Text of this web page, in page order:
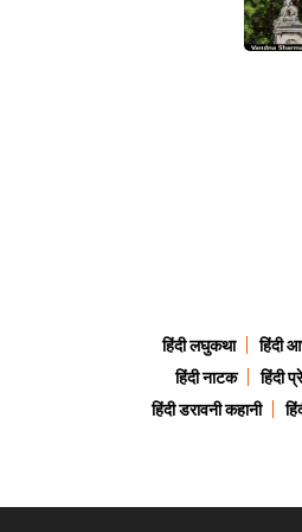
हिंदी लघुकथा हिंदी
हिंदी नाटक
हिंदी
हिंदी डरावनी कहानी